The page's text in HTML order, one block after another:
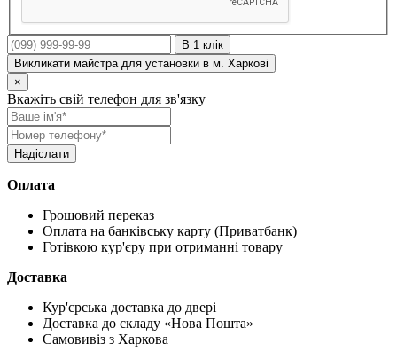
В 1 клік
Викликати майстра для установки в м. Харкові
×
Вкажіть свій телефон для зв'язку
Оплата
Грошовий переказ
Оплата на банківську карту (Приватбанк)
Готівкою кур'єру при отриманні товару
Доставка
Кур'єрська доставка до двері
Доставка до складу «Нова Пошта»
Самовивіз з Харкова